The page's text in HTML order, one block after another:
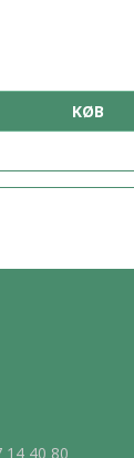
KØB
14 40 80